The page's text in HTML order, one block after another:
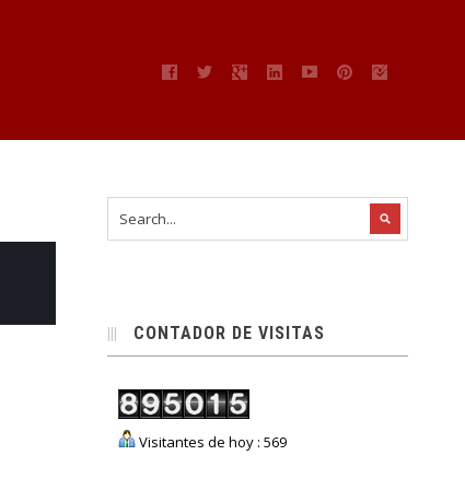
CONTADOR DE VISITAS
Visitantes de hoy : 569